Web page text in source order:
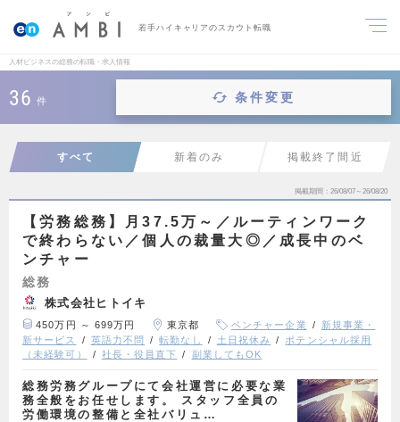
若手ハイキャリアのスカウト転職
人材ビジネスの総務の転職・求人情報
36 件 条件変更
すべて 新着のみ 掲載終了間近
掲載期間 26/08/07～26/08/20
【労務総務】月37.5万～／ルーティンワーク
で終わらない／個人の裁量大◎／成長中のベ
ンチャー
総務
株式会社ヒトイキ
450万円 ～ 699万円 東京都 ベンチャー企業
新規事業・
新サービス
英語力不問 転勤なし 土日祝休み
ポテンシャル採用
（未経験可）
社長・役員直下 副業してもOK
総務労務グループにて会社運営に必要な業
務全般をお任せします。 スタッフ全員の
労働環境の整備と全社バリュ…